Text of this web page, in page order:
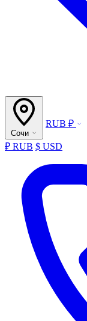
Сочи
RUB ₽
₽ RUB $ USD